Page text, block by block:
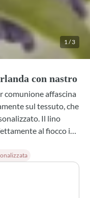
1 /3
con nastro
affascina
sul tessuto, che
Il lino
al fiocco in
aggiunge un
profumazioni,
completamente
che quelli
raffinata che